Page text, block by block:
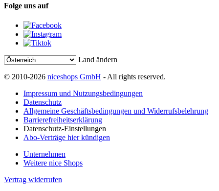
Folge uns auf
Land ändern
© 2010-2026 niceshops GmbH - All rights reserved.
Impressum und Nutzungsbedingungen
Datenschutz
Allgemeine Geschäftsbedingungen und Widerrufsbelehrung
Barrierefreiheitserklärung
Datenschutz-Einstellungen
Abo-Verträge hier kündigen
Unternehmen
Weitere nice Shops
Vertrag widerrufen